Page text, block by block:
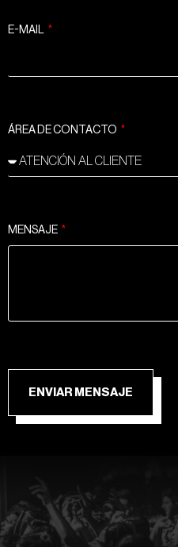
E-MAIL
ÁREA DE CONTACTO
MENSAJE
ENVIAR MENSAJE